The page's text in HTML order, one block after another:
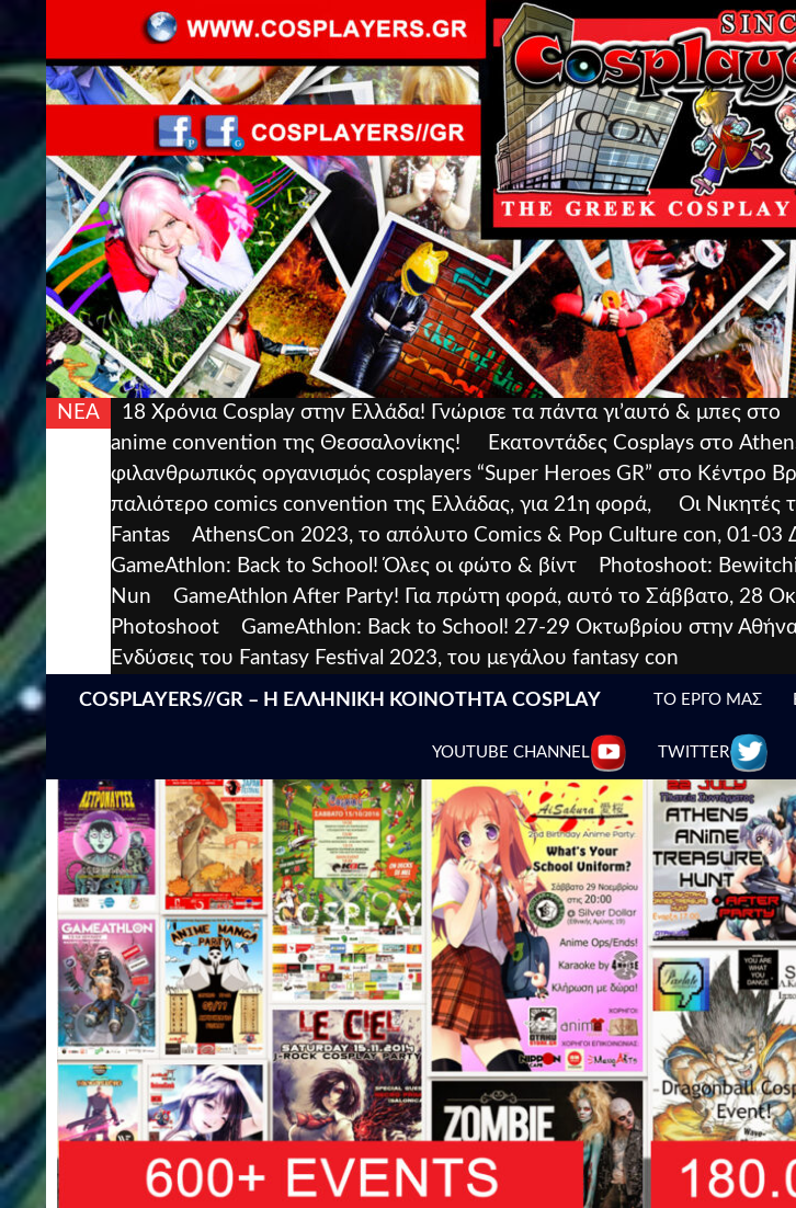
ΝΕΑ 18 Χρόνια Cosplay στην Ελλάδα! Γνώρισε τα πάντα γι’αυτό & μπες στο
anime convention της Θεσσαλονίκης!
Εκατοντάδες Cosplays στο
φιλανθρωπικός οργανισμός cosplayers “Super Heroes GR” στο Κέντρο
παλιότερο comics convention της Ελλάδας, για 21η φορά,
Οι Νικητές
Fantas
AthensCon 2023, το απόλυτο Comics & Pop Culture con, 01-
GameAthlon: Back to School! Όλες οι φώτο & βίντ
Photoshoot:
Nun
GameAthlon After Party! Για πρώτη φορά, αυτό το Σάββατο, 28
Photoshoot
GameAthlon: Back to School! 27-29 Οκτωβρίου στην
Ενδύσεις του Fantasy Festival 2023, του μεγάλου fantasy con
COSPLAYERS//GR – Η ΕΛΛΗΝΙΚΗ ΚΟΙΝΟΤΗΤΑ COSPLAY
ΤΟ ΕΡΓΟ ΜΑΣ
YOUTUBE CHANNEL TWITTER